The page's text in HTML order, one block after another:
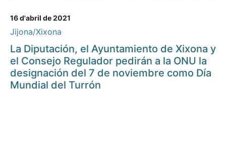
16 d'abril de 2021
Jijona/Xixona
La Diputación, el Ayuntamiento de Xixona y
el Consejo Regulador pedirán a la ONU la
designación del 7 de noviembre como Día
Mundial del Turrón